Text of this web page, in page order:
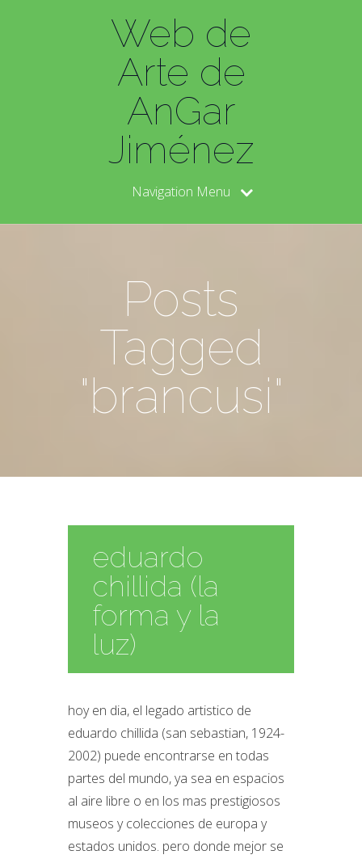
Web de
Arte de
AnGar
Jiménez
Navigation Menu
Posts
Tagged
"brancusi"
eduardo
chillida (la
forma y la
luz)
hoy en dia, el legado artistico de
eduardo chillida (san sebastian, 1924-
2002) puede encontrarse en todas
partes del mundo, ya sea en espacios
al aire libre o en los mas prestigiosos
museos y colecciones de europa y
estados unidos. pero donde mejor se